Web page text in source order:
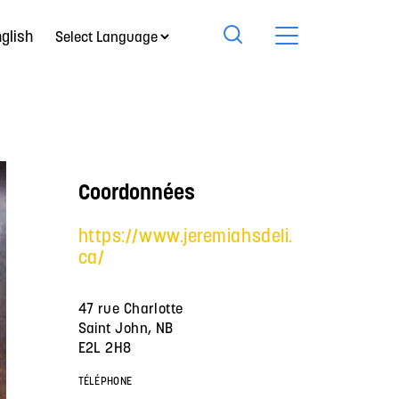
Coordonnées
https://www.jeremiahsdeli.
ca/
47 rue Charlotte
Saint John, NB
E2L 2H8
TÉLÉPHONE